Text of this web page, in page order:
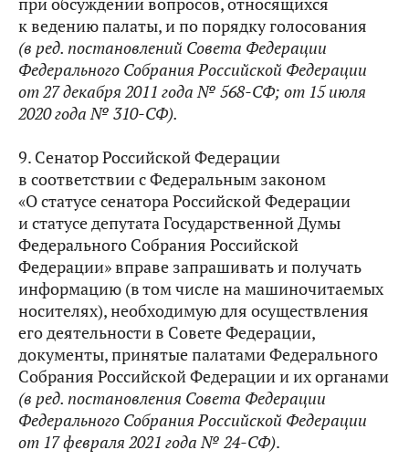
к ведению палаты, и по порядку голосования
(в ред. постановлений Совета Федерации
Федерального Собрания Российской Федерации
от 27 декабря 2011 года № 568-СФ; от 15 июля
2020 года № 310-СФ).
9. Сенатор Российской Федерации
в соответствии с Федеральным законом
«О статусе сенатора Российской Федерации
и статусе депутата Государственной Думы
Федерального Собрания Российской
Федерации» вправе запрашивать и получать
информацию (в том числе на машиночитаемых
носителях), необходимую для осуществления
его деятельности в Совете Федерации,
документы, принятые палатами Федерального
Собрания Российской Федерации и их органами
(в ред. постановления Совета Федерации
Федерального Собрания Российской Федерации
от 17 февраля 2021 года № 24-СФ).